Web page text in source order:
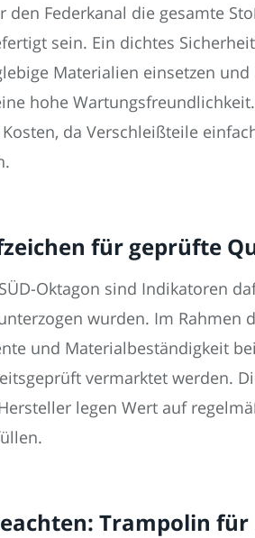
Federkanal die gesamte
sein. Ein dichtes
Materialien einsetzen
hohe
da Verschleißteile
für geprüfte
Oktagon sind Indikatoren
wurden. Im
und Materialbeständigkeit
vermarktet werden.
legen Wert auf
Trampolin